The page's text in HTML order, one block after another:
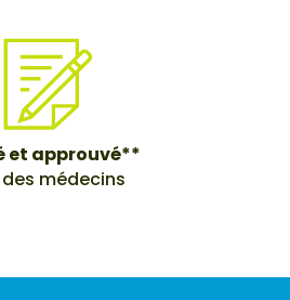
et approuvé**
des médecins